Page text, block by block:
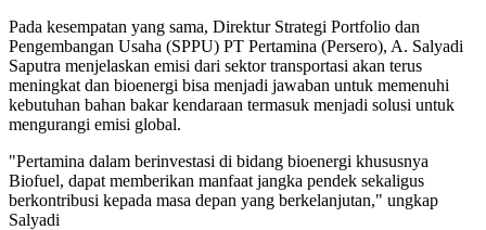
Pada kesempatan yang sama, Direktur Strategi Portfolio dan
Pengembangan Usaha (SPPU) PT Pertamina (Persero), A. Salyadi
Saputra menjelaskan emisi dari sektor transportasi akan terus
meningkat dan bioenergi bisa menjadi jawaban untuk memenuhi
kebutuhan bahan bakar kendaraan termasuk menjadi solusi untuk
mengurangi emisi global.
"Pertamina dalam berinvestasi di bidang bioenergi khususnya
Biofuel, dapat memberikan manfaat jangka pendek sekaligus
berkontribusi kepada masa depan yang berkelanjutan," ungkap
Salyadi